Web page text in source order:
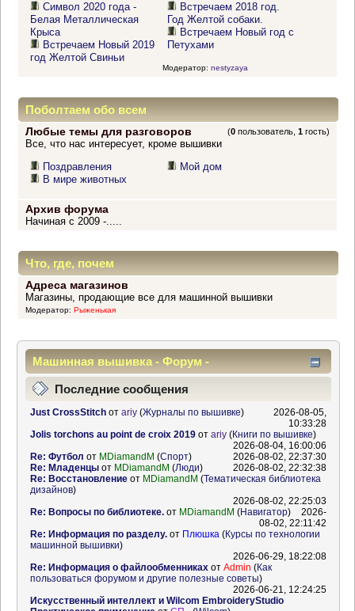
Символ 2020 года -
Белая Металлическая
Крыса
Встречаем Новый 2019
год Желтой Свиньи
Встречаем 2018 год.
Год Желтой собаки.
Встречаем Новый год с
Петухами
Модератор: nestyzaya
Поболтаем обо всем
Любые темы для разговоров (0 пользователь,1 гость)
Все, что нас интересует, кроме вышивки
Поздравления
В мире животных
Мой дом
Архив форума
Начиная с 2009 -.....
Что, где, почем
Адреса магазинов
Магазины, продающие все для машинной вышивки
Модератор: Рыженькая
Машинная вышивка - Форум -
Информационный центр
Последние сообщения
Just CrossStitchот ariy(Журналы по вышивке)
2026-08-05,
10:33:28
Jolis torchons au point de croix 2019от ariy(Книги по вышивке)
2026-08-04, 16:00:06
Re: Футбол от MDiamandM (Спорт)
2026-08-02, 22:37:30
Re: Младенцыот MDiamandM (Люди)
2026-08-02, 22:32:38
Re: Восстановлениеот MDiamandM (Тематическая библиотека
дизайнов)
2026-08-02, 22:25:03
Re: Вопросы по библиотеке.от MDiamandM (Навигатор)
2026-
08-02, 22:11:42
Re: Информация по разделу.от Плюшка (Курсы по технологии
машинной вышивки)
2026-06-29, 18:22:08
Re: Информация о файлообменникахот Admin (Как
пользоваться форумом и другие полезные советы)
2026-06-21, 12:24:25
Искусственный интеллект и Wilcom EmbroideryStudio